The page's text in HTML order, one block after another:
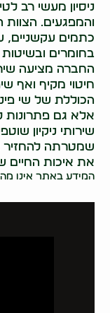
ניסיון מעשי רב
והמפגעים.
כתמים עקשניים,
בחומרים
החברה מציעה
חיטוי מקיף ואף
הכוללת של שי
אלא גם פתרונות
שירותי ניקיון
שמטרתה להחזיר
את איכות החיים
המידע באתר אינו